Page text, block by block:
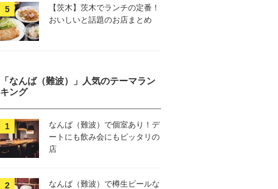
【茨木】茨木でランチの定番！
おいしいと話題のお店まとめ
「なんば（難波）」人気のテーマラン
キング
なんば（難波）で個室あり！デ
ートにも飲み会にもピッタリの
店
なんば（難波）で樽生ビールな